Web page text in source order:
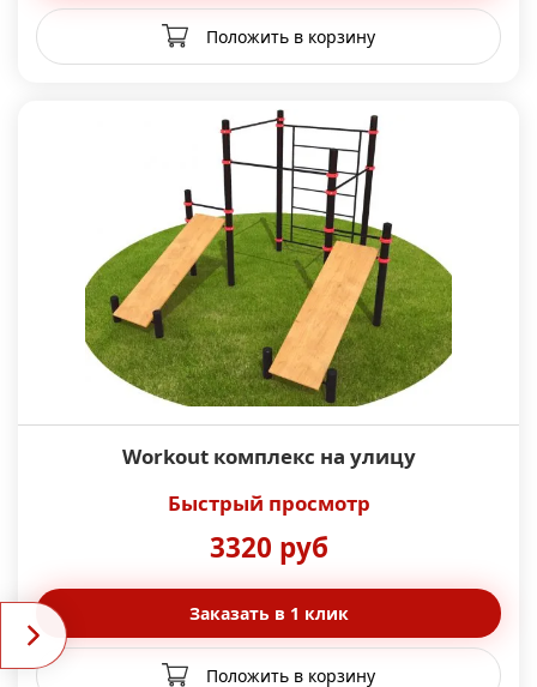
Положить в корзину
Workout комплекс на улицу
Быстрый просмотр
3320 руб
Заказать в 1 клик
Положить в корзину